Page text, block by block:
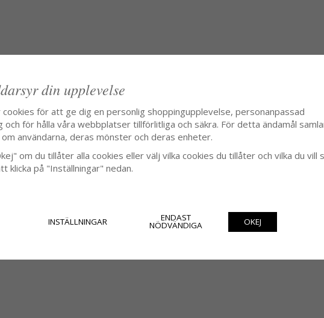
din upplevelse
cookies för att ge dig en personlig shoppingupplevelse, personanpassad
och för hålla våra webbplatser tillförlitliga och säkra. För detta ändamål
användarna, deras mönster och deras enheter.
om du tillåter alla cookies eller välj vilka cookies du tillåter och vilka du vill
klicka på "Inställningar" nedan.
INSTÄLLNINGAR ENDAST
NÖDVÄNDIGA OKEJ